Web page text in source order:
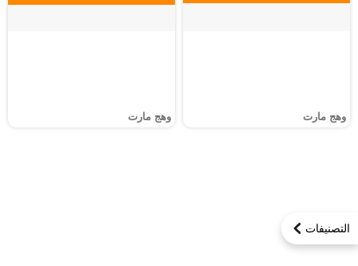
التصنيفات
وهج مارت وهج مارت